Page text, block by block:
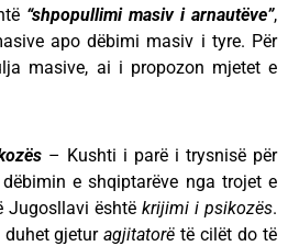
“shpopullimi masiv i arnautëve”,
apo dëbimi masiv i tyre. Për
masive, ai i propozon mjetet e
– Kushti i parë i trysnisë për
e shqiptarëve nga trojet e
Jugosllavi është krijimi i psikozës.
duhet gjeturagjitatorë të cilët do të